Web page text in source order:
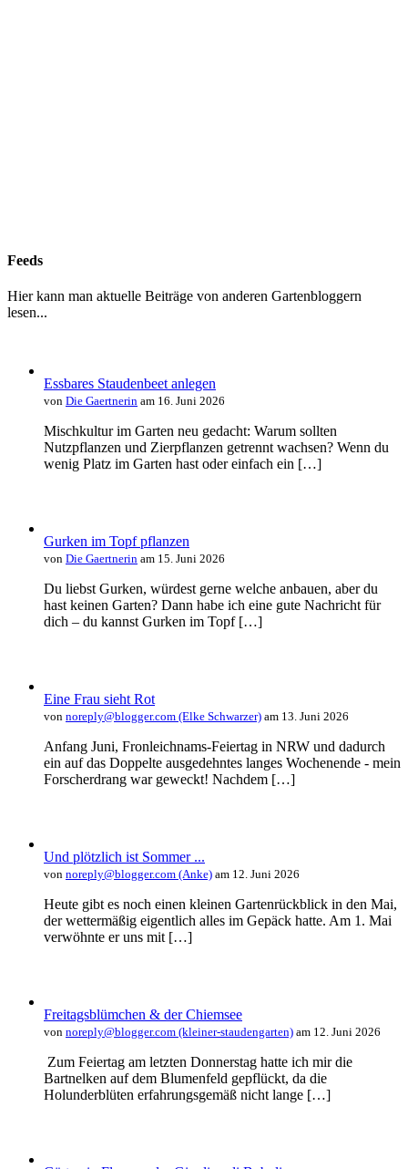
Feeds
Hier kann man aktuelle Beiträge von anderen Gartenbloggern
lesen...
Essbares Staudenbeet anlegen
von Die Gaertnerin am 16. Juni 2026
Mischkultur im Garten neu gedacht: Warum sollten
Nutzpflanzen und Zierpflanzen getrennt wachsen? Wenn du
wenig Platz im Garten hast oder einfach ein […]
Gurken im Topf pflanzen
von Die Gaertnerin am 15. Juni 2026
Du liebst Gurken, würdest gerne welche anbauen, aber du
hast keinen Garten? Dann habe ich eine gute Nachricht für
dich – du kannst Gurken im Topf […]
Eine Frau sieht Rot
von noreply@blogger.com (Elke Schwarzer) am 13. Juni 2026
Anfang Juni, Fronleichnams-Feiertag in NRW und dadurch
ein auf das Doppelte ausgedehntes langes Wochenende - mein
Forscherdrang war geweckt! Nachdem […]
Und plötzlich ist Sommer ...
von noreply@blogger.com (Anke) am 12. Juni 2026
Heute gibt es noch einen kleinen Gartenrückblick in den Mai,
der wettermäßig eigentlich alles im Gepäck hatte. Am 1. Mai
verwöhnte er uns mit […]
Freitagsblümchen & der Chiemsee
von noreply@blogger.com (kleiner-staudengarten) am 12. Juni 2026
Zum Feiertag am letzten Donnerstag hatte ich mir die
Bartnelken auf dem Blumenfeld gepflückt, da die
Holunderblüten erfahrungsgemäß nicht lange […]